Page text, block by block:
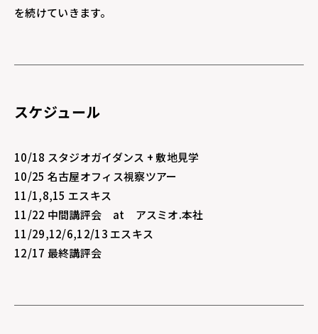
を続けていきます。
スケジュール
10/18 スタジオガイダンス + 敷地見学
10/25 名古屋オフィス視察ツアー
11/1,8,15 エスキス
11/22 中間講評会 at アスミオ.本社
11/29,12/6,12/13 エスキス
12/17 最終講評会